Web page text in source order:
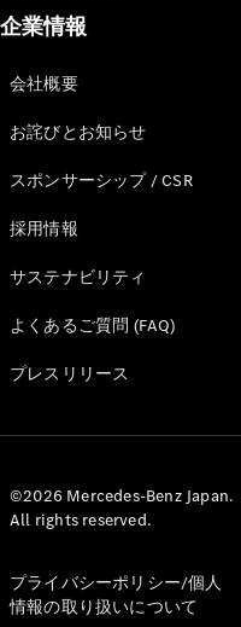
オンライン
ショールー
フェア・イ
ンペーン
様へ
認定中古車
買取サービ
ス
企業情報
会社概要
お詫びとお知らせ
スポンサーシップ / CSR
採用情報
サステナビリティ
よくあるご質問 (FAQ)
プレスリリース
©2026 Mercedes-Benz Japan.
All rights reserved.
プライバシーポリシー/個人
情報の取り扱いについて